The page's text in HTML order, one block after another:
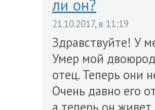
ли он?
21.10.2017, в 11:19
Здравствуйте! У
Умер мой
отец. Теперь они
Очень давно его